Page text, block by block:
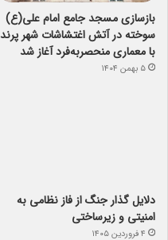
بازسازی مسجد جامع امام علی(ع)
سوخته در آتش اغتشاشات شهر پرند
با معماری منحصربه‌فرد آغاز شد
۵ بهمن ۱۴۰۴
دلایل گذار جنگ از فاز نظامی به
امنیتی و زیرساختی
۴ فروردین ۱۴۰۵